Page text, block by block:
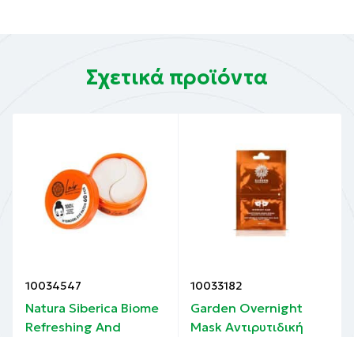
Σχετικά προϊόντα
10034547
Natura Siberica Biome
Refreshing And
10033182
Garden Overnight
Mask Αντιρυτιδική